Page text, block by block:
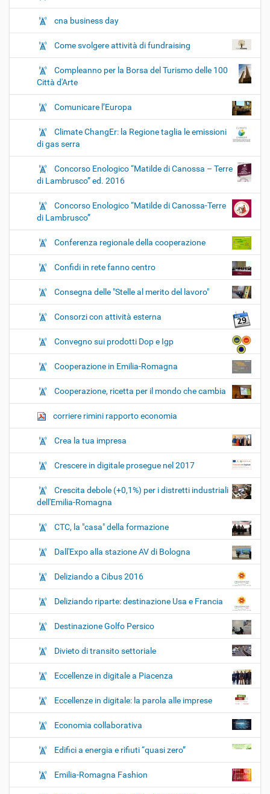
cna business day
Come svolgere attività di fundraising
Compleanno per la Borsa del Turismo delle 100
Città d'Arte
Comunicare l’Europa
Climate ChangEr: la Regione taglia le emissioni
di gas serra
Concorso Enologico “Matilde di Canossa – Terre
di Lambrusco” ed. 2016
Concorso Enologico “Matilde di Canossa-Terre
di Lambrusco”
Conferenza regionale della cooperazione
Confidi in rete fanno centro
Consegna delle "Stelle al merito del lavoro"
Consorzi con attività esterna
Convegno sui prodotti Dop e Igp
Cooperazione in Emilia-Romagna
Cooperazione, ricetta per il mondo che cambia
corriere rimini rapporto economia
Crea la tua impresa
Crescere in digitale prosegue nel 2017
Crescita debole (+0,1%) per i distretti industriali
dell'Emilia-Romagna
CTC, la "casa" della formazione
Dall'Expo alla stazione AV di Bologna
Deliziando a Cibus 2016
Deliziando riparte: destinazione Usa e Francia
Destinazione Golfo Persico
Divieto di transito settoriale
Eccellenze in digitale a Piacenza
Eccellenze in digitale: la parola alle imprese
Economia collaborativa
Edifici a energia e rifiuti “quasi zero”
Emilia-Romagna Fashion